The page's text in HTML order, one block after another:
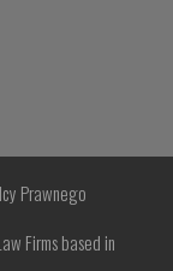
Prawnego
Firms based in